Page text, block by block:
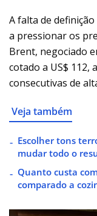
A falta de
a pressionar os
Brent, negociado
cotado a US$ 112,
consecutivas de
Veja também
Escolher tons
mudar todo o
Quanto custa
comparado a